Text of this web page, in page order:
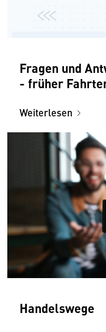
Fragen und
- früher
Weiterlesen
Handelswege